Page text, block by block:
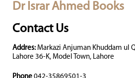
Dr Israr Ahmed Books
Contact Us
Addres: Markazi Anjuman Khuddam ul
Lahore 36-K, Model Town, Lahore